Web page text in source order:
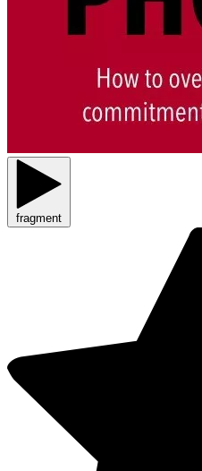
fragment